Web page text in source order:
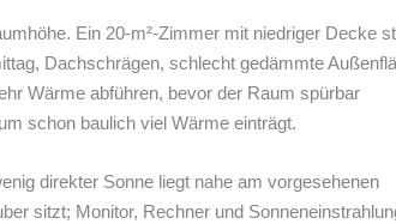
Ein 20-m²-Zimmer mit niedriger Decke
Dachschrägen, schlecht gedämmte
Wärme abführen, bevor der Raum spürbar
schon baulich viel Wärme einträgt.
direkter Sonne liegt nahe am vorgesehenen
sitzt; Monitor, Rechner und